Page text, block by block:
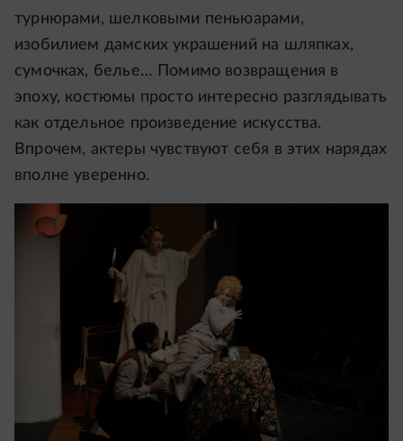
турнюрами, шелковыми пеньюарами,
изобилием дамских украшений на шляпках,
сумочках, белье… Помимо возвращения в
эпоху, костюмы просто интересно разглядывать
как отдельное произведение искусства.
Впрочем, актеры чувствуют себя в этих нарядах
вполне уверенно.